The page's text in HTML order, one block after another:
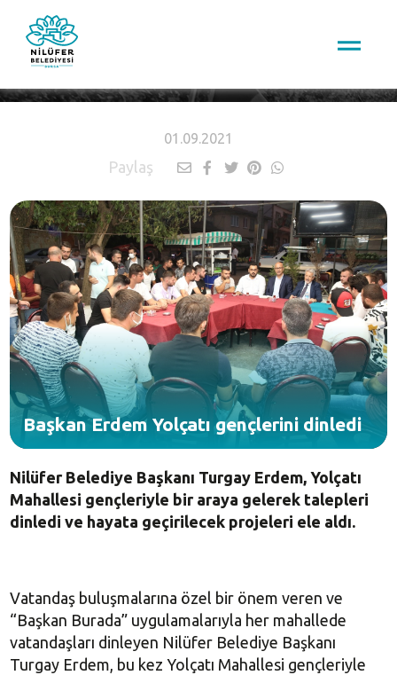
01.09.2021
Paylaş
Başkan Erdem Yolçatı gençlerini dinledi
Nilüfer Belediye Başkanı Turgay Erdem, Yolçatı
Mahallesi gençleriyle bir araya gelerek talepleri
dinledi ve hayata geçirilecek projeleri ele aldı.
Vatandaş buluşmalarına özel bir önem veren ve
“Başkan Burada” uygulamalarıyla her mahallede
vatandaşları dinleyen Nilüfer Belediye Başkanı
Turgay Erdem, bu kez Yolçatı Mahallesi gençleriyle